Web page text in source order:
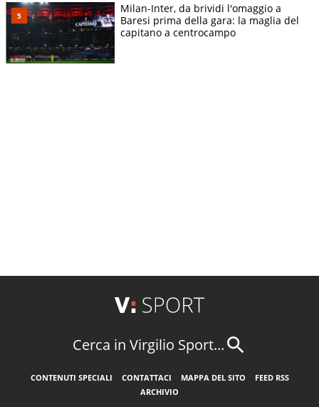
Milan-Inter, da brividi l'omaggio a
Baresi prima della gara: la maglia del
capitano a centrocampo
Cerca in Virgilio Sport...
CONTENUTI SPECIALI CONTATTACI MAPPA DEL SITO
FEED RSS
ARCHIVIO